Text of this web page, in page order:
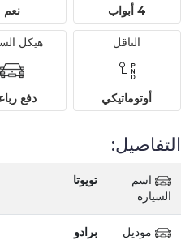
4 أبواب نعم
الناقل
أوتوماتيكي
هيكل
دفع
التفاصيل:
اسم
السيارة
تويوتا
موديل
برادو